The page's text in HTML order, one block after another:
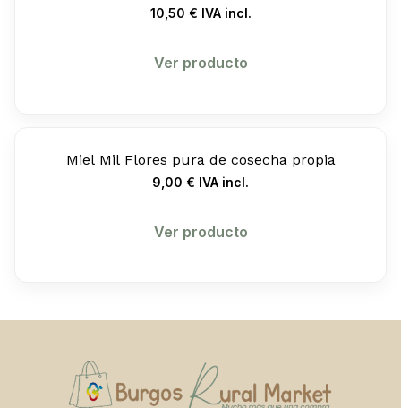
No hay productos en el carrito.
Go To Shop
10,50 € IVA incl.
Ver producto
Miel Mil Flores pura de cosecha propia
9,00 € IVA incl.
Ver producto